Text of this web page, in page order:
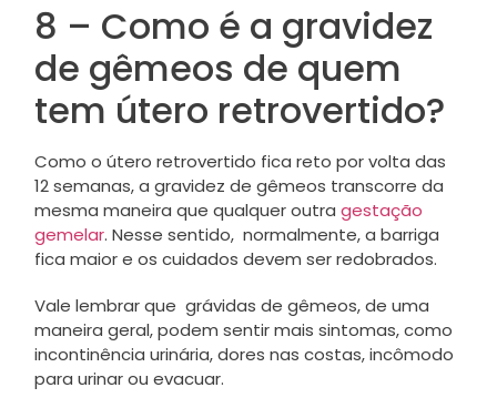
8 – Como é a gravidez
de gêmeos de quem
tem útero retrovertido?
Como o útero retrovertido fica reto por volta das
12 semanas, a gravidez de gêmeos transcorre da
mesma maneira que qualquer outra gestação
gemelar. Nesse sentido, normalmente, a barriga
fica maior e os cuidados devem ser redobrados.
Vale lembrar que grávidas de gêmeos, de uma
maneira geral, podem sentir mais sintomas, como
incontinência urinária, dores nas costas, incômodo
para urinar ou evacuar.